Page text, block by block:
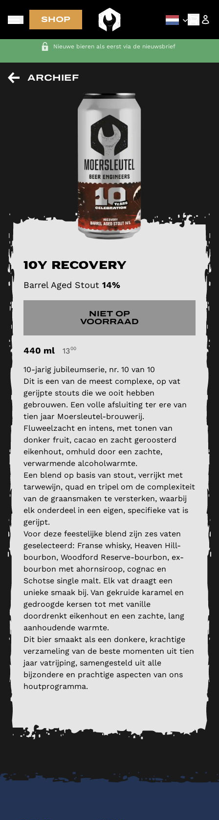
SHOP
Nieuwe bieren als eerst via de nieuwsbrief
ARCHIEF
10Y Recovery
Barrel Aged Stout 14%
NIET OP
VOORRAAD
440 ml 1300
10-jarig jubileumserie, nr. 10 van 10
Dit is een van de meest complexe, op vat
gerijpte stouts die we ooit hebben
gebrouwen. Een volle afsluiting ter ere van
tien jaar Moersleutel-brouwerij.
Fluweelzacht en intens, met tonen van
donker fruit, cacao en zacht geroosterd
eikenhout, omhuld door een zachte,
verwarmende alcoholwarmte.
Een blend op basis van stout, verrijkt met
tarwewijn, quad en tripel om de complexiteit
van de graansmaken te versterken, waarbij
elk onderdeel in een eigen, specifieke vat is
gerijpt.
Voor deze feestelijke blend zijn zes vaten
geselecteerd: Franse whisky, Heaven Hill-
bourbon, Woodford Reserve-bourbon, ex-
bourbon met ahornsiroop, cognac en
Schotse single malt. Elk vat draagt een
unieke smaak bij. Van gekruide karamel en
gedroogde kersen tot met vanille
doordrenkt eikenhout en een zachte, lang
aanhoudende warmte.
Dit bier smaakt als een donkere, krachtige
verzameling van de beste momenten uit tien
jaar vatrijping, samengesteld uit alle
bijzondere en prachtige aspecten van ons
houtprogramma.